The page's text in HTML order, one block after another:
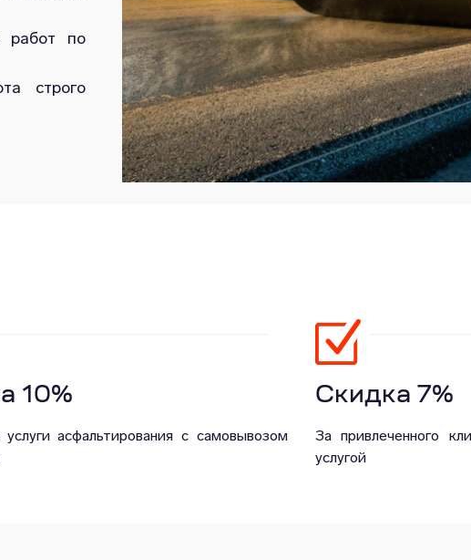
работ по
строго
10%
асфальтирования с самовывозом
Скидка 7%
За привлеченного
услугой